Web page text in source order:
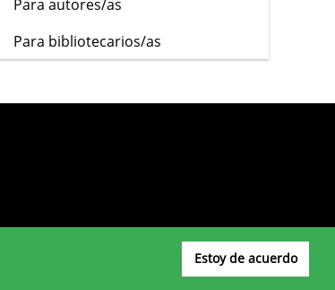
Estoy de acuerdo
Para autores/as
Para bibliotecarios/as